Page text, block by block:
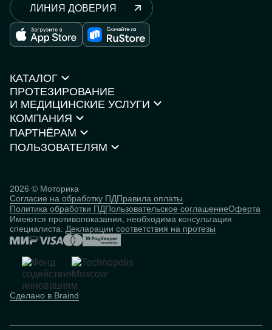
ЛИНИЯ ДОВЕРИЯ
КАТАЛОГ
Протезы рук
Протезы ног
Кресла-коляски
Каталог товаров
Нейростимуляторы
КОМПАНИЯ
О компании
Контакты
ПОЛЬЗОВАТЕЛЯМ
База знаний
Человек
кибернетический
ПРОТЕЗИРОВАНИЕ
И МЕДИЦИНСКИЕ УСЛУГИ
Моторика Орто
ПАРТНЁРАМ
Партнёрская программа
2026 © Моторика
Согласие на обработку ПДПравила оплаты
Политика обработки ПДПользовательское соглашениеОферта
Имеются противопоказания, необходима консультация
специалиста. Декларации соответствия на протезы
Сделано в Braind